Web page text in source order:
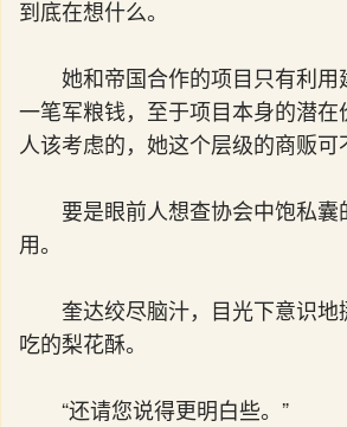
到底在想什么。
她和帝国合作的项目只有利
一笔军粮钱，至于项目本身的潜
人该考虑的，她这个层级的商贩可
要是眼前人想查协会中饱私
用。
奎达绞尽脑汁，目光下意识
吃的梨花酥。
“还请您说得更明白些。”